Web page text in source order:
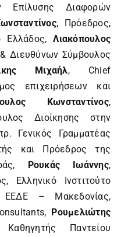
Επίλυσης Διαφορών
, Πρόεδρος,
Ελλάδος,Λιακόπουλος
Διευθύνων Σύμβουλος
Μιχαήλ, Chief
επιχειρήσεων και
Κωνσταντίνος,
Διοίκησης στην
Γενικός Γραμματέας
και Πρόεδρος της
Ρουκάς Ιωάννης,
Ελληνικό Ινστιτούτο
ΕΕΔΕ – Μακεδονίας,
Ρουμελιώτης
Παντείου